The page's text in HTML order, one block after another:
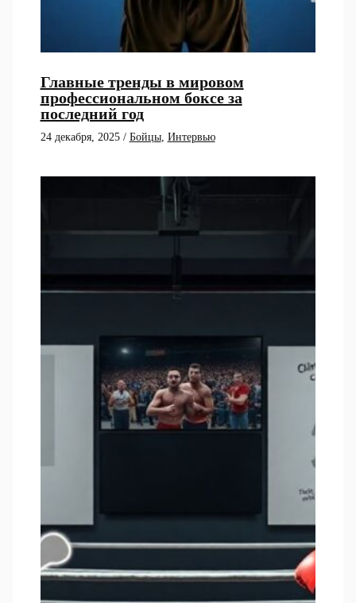
Главные тренды в мировом
профессиональном боксе за
последний год
24 декабря, 2025 / Бойцы, Интервью